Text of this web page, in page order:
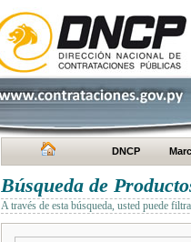
DNCP
Búsqueda de
A través de esta búsqueda, usted puede